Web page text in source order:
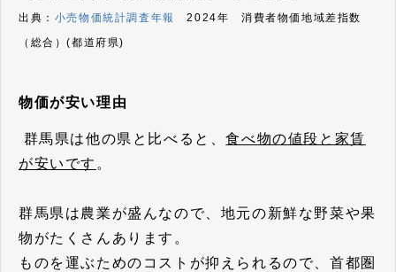
出典： 小売物価統計調査年報
2024年 消費者物価地域差指数
（総合）(都道府県)
物価が安い理由
群馬県は他の県と比べると、食べ物の値段と家賃
が安いです 。
群馬県は農業が盛んなので、地元の新鮮な野菜や果
物がたくさんあります。
ものを運ぶためのコストが抑えられるので、首都圏